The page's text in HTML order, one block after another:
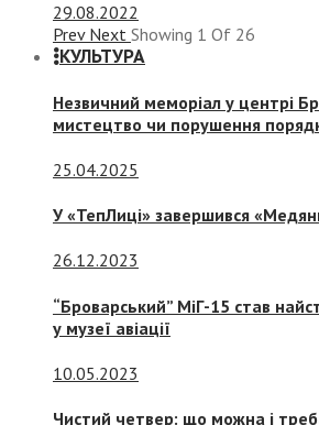
29.08.2022
Prev Next Showing 1 Of 26
КУЛЬТУРА
Незвичний меморіал у центрі
мистецтво чи порушення
25.04.2025
У «ТепЛиці» завершився
26.12.2023
“Броварський” МіГ-15 став
у музеї авіації
10.05.2023
Чистий четвер: що можна і